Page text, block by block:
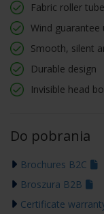
Fabric roller
Wind
Smooth, silent
Durable design
Invisible head
Do pobrania
Brochures B2C
Broszura B2B
Certificate